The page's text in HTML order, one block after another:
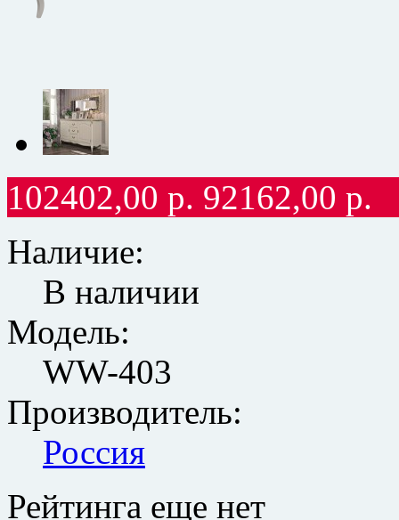
102402,00 р. 92162,00 р.
Наличие:
В наличии
Модель:
WW-403
Производитель:
Россия
Рейтинга еще нет